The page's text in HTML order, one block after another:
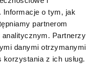
Informacje o tym, jak
partnerom
analitycznym. Partnerzy
danymi otrzymanymi
z ich usług.